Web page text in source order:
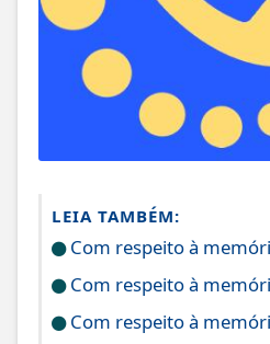
LEIA TAMBÉM:
Com respeito à
Com respeito à
Com respeito à